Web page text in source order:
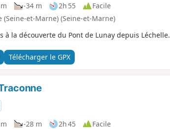
-34 m 2h 55
Facile
(Seine-et-Marne) (Seine-et-Marne)
à la découverte du Pont de Lunay depuis Léchelle.
Télécharger le GPX
-28 m 2h 45
Facile